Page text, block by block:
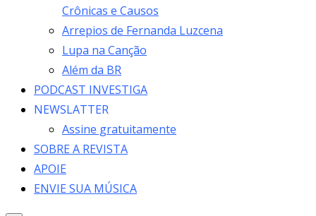
Crônicas e Causos
Arrepios de Fernanda Luzcena
Lupa na Canção
Além da BR
PODCAST INVESTIGA
NEWSLATTER
Assine gratuitamente
SOBRE A REVISTA
APOIE
ENVIE SUA MÚSICA